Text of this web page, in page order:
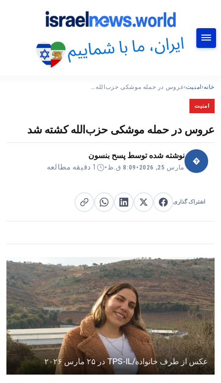
خانه› امنیت›عروس در حمله موشکی حزب‌الله…
امنیت
عروس در حمله موشکی حزب‌الله کشته شد
�
نوشته شده توسط پسح بنسون
مارس 25, 2026 • 8:09 ق.ظ • 1 دقیقه مطالعه
اشتراک گذاری اشتراک گذاری در فیس‌بوک
اشتراک گذاری در X
اشتراک گذاری در لینکدین
اشتراک گذاری در واتساپ
کپی لینک
عکس از طرف خانواده/TPS-IL در ۲۵ مارس ۲۰۲۶